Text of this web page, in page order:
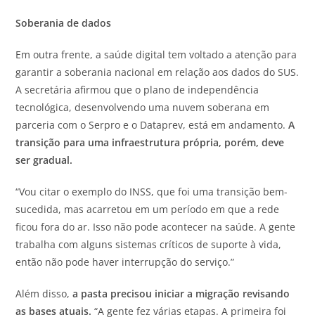
Soberania de dados
Em outra frente, a saúde digital tem voltado a atenção para
garantir a soberania nacional em relação aos dados do SUS.
A secretária afirmou que o plano de independência
tecnológica, desenvolvendo uma nuvem soberana em
parceria com o Serpro e o Dataprev, está em andamento.A
transição para uma infraestrutura própria, porém, deve
ser gradual.
“Vou citar o exemplo do INSS, que foi uma transição bem-
sucedida, mas acarretou em um período em que a rede
ficou fora do ar. Isso não pode acontecer na saúde. A gente
trabalha com alguns sistemas críticos de suporte à vida,
então não pode haver interrupção do serviço.”
Além disso,a pasta precisou iniciar a migração revisando
as bases atuais.“A gente fez várias etapas. A primeira foi